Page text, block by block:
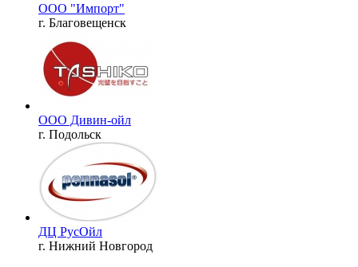
ООО "Импорт"
г. Благовещенск
ООО Дивин-ойл
г. Подольск
ДЦ РусОйл
г. Нижний Новгород